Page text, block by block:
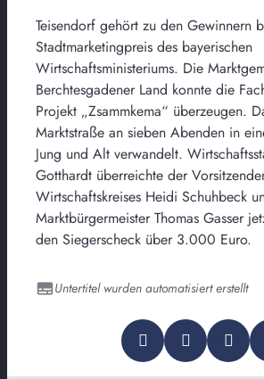
Teisendorf gehört zu den Gewinnern
Stadtmarketingpreis des bayerischen
Wirtschaftsministeriums. Die
Berchtesgadener Land konnte die
Projekt „Zsammkema“ überzeugen.
Marktstraße an sieben Abenden in
Jung und Alt verwandelt.
Gotthardt überreichte der
Wirtschaftskreises Heidi Schuhbeck
Marktbürgermeister Thomas Gasser
den Siegerscheck über 3.000 Euro.
Untertitel wurden automatisiert erstellt